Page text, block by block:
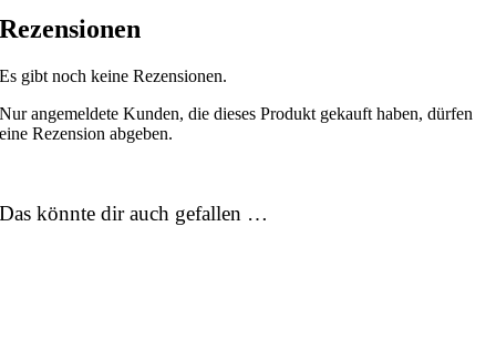
Rezensionen
Es gibt noch keine Rezensionen.
Nur angemeldete Kunden, die dieses Produkt gekauft haben, dürfen
eine Rezension abgeben.
Das könnte dir auch gefallen …